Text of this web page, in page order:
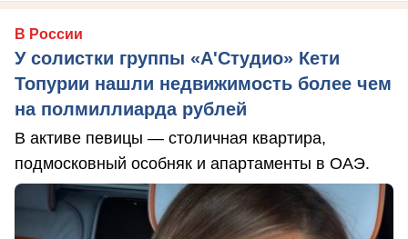
В России
У солистки группы «А'Студио» Кети
Топурии нашли недвижимость более чем
на полмиллиарда рублей
В активе певицы — столичная квартира,
подмосковный особняк и апартаменты в ОАЭ.